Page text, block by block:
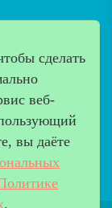
сделать
веб-
вы даёте
.